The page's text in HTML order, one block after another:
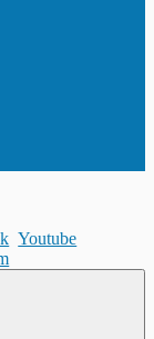
Youtube